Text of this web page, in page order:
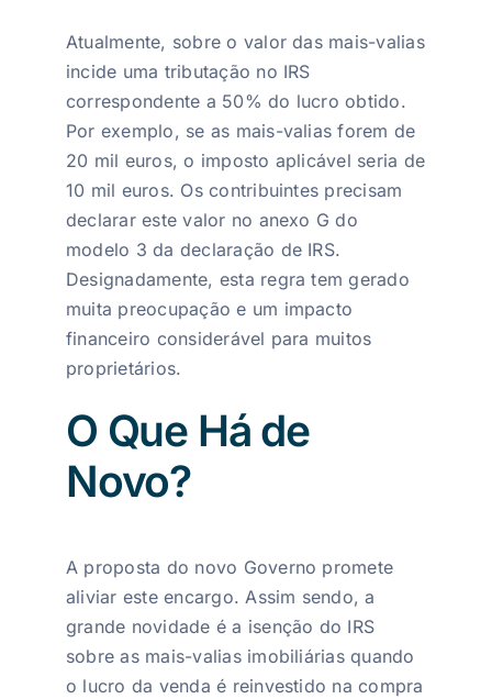
Atualmente, sobre o valor das mais-valias
incide uma tributação no IRS
correspondente a 50% do lucro obtido.
Por exemplo, se as mais-valias forem de
20 mil euros, o imposto aplicável seria de
10 mil euros. Os contribuintes precisam
declarar este valor no anexo G do
modelo 3 da declaração de IRS.
Designadamente, esta regra tem gerado
muita preocupação e um impacto
financeiro considerável para muitos
proprietários.
O Que Há de
Novo?
A proposta do novo Governo promete
aliviar este encargo. Assim sendo, a
grande novidade é a isenção do IRS
sobre as mais-valias imobiliárias quando
o lucro da venda é reinvestido na compra